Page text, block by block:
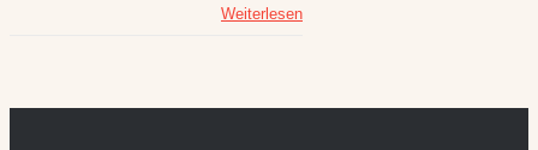
Weiterlesen